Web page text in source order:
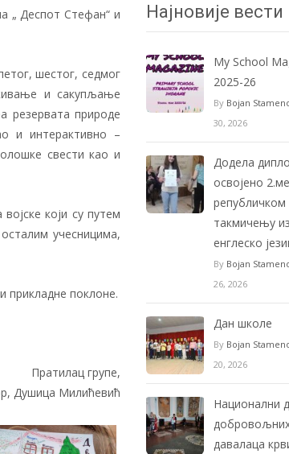
„ Деспот Стефан“ и
шестог, седмог
и сакупљање
резервата природе
и интерактивно –
свести као и
који су путем
учесницима,
прикладне поклоне.
Пратилац групе,
Душица Милићевић
Најновије вести
My School
2025-26
By Bojan
30, 2026
Додела
освојено
републичком
такмичењу из
енглеско
By Bojan
26, 2026
Дан школе
By Bojan
20, 2026
Национални
давалаца